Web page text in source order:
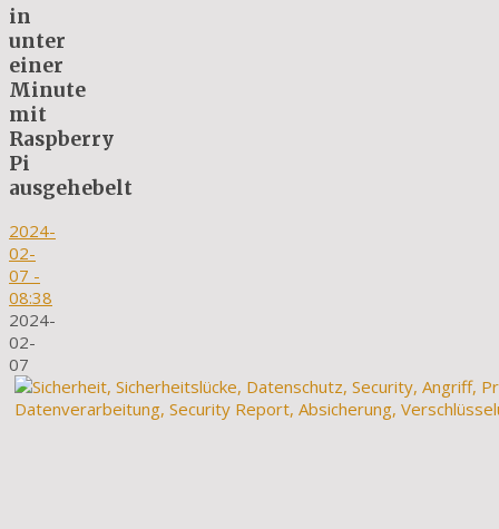
in
unter
einer
Minute
mit
Raspberry
Pi
ausgehebelt
2024-
02-
07 -
08:38
2024-
02-
07